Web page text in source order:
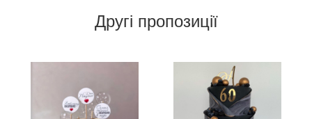
Другі пропозиції